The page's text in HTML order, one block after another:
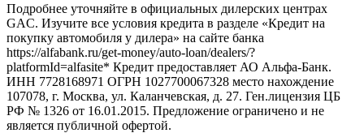
Подробнее уточняйте в официальных дилерских центрах
GAC. Изучите все условия кредита в разделе «Кредит на
покупку автомобиля у дилера» на сайте банка
https://alfabank.ru/get-money/auto-loan/dealers/?
platformId=alfasite* Кредит предоставляет АО Альфа-Банк.
ИНН 7728168971 ОГРН 1027700067328 место нахождение
107078, г. Москва, ул. Каланчевская, д. 27. Ген.лицензия ЦБ
РФ № 1326 от 16.01.2015. Предложение ограничено и не
является публичной офертой.